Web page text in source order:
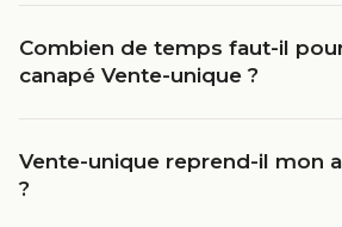
Combien de temps faut-il
canapé Vente-unique ?
Vente-unique reprend-il mon
?